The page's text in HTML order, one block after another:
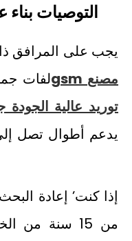
التوصيات
يجب على المرافق
لفات
توريد عالية
إذا كنت’ إعادة
من 15 سنة من